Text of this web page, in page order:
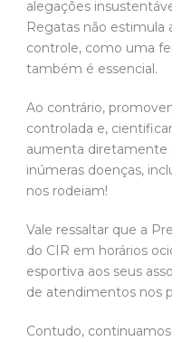
alegações
Regatas não estimula
controle, como uma
também é essencial.
Ao contrário,
controlada e,
aumenta diretamente
inúmeras doenças,
nos rodeiam!
Vale ressaltar que a
do CIR em horários
esportiva aos seus
de atendimentos nos
Contudo,